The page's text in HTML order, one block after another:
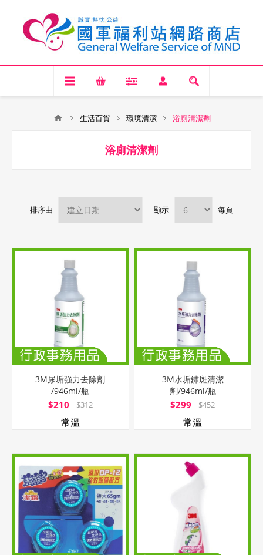
生活百貨 環境清潔 浴廁清潔劑
浴廁清潔劑
排序由 顯示 每頁
3M尿垢強力去除劑
/946ml/瓶
$210 $312
常溫
3M水垢鏽斑清潔
劑/946ml/瓶
$299 $452
常溫